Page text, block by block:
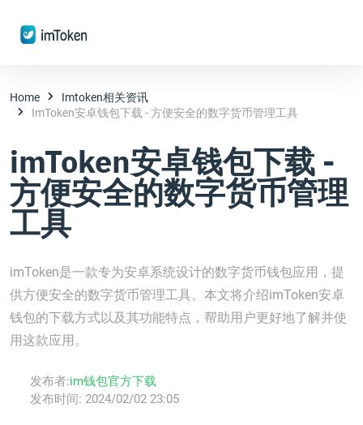
Home
Imtoken相关资讯
ImToken安卓钱包下载 - 方便安全的数字货币管理工具
imToken安卓钱包下载 -
方便安全的数字货币管理
工具
imToken是一款专为安卓系统设计的数字货币钱包应用，提
供方便安全的数字货币管理工具。本文将介绍imToken安卓
钱包的下载方式以及其功能特点，帮助用户更好地了解并使
用这款应用。
发布者:im钱包官方下载
发布时间: 2024/02/02 23:05